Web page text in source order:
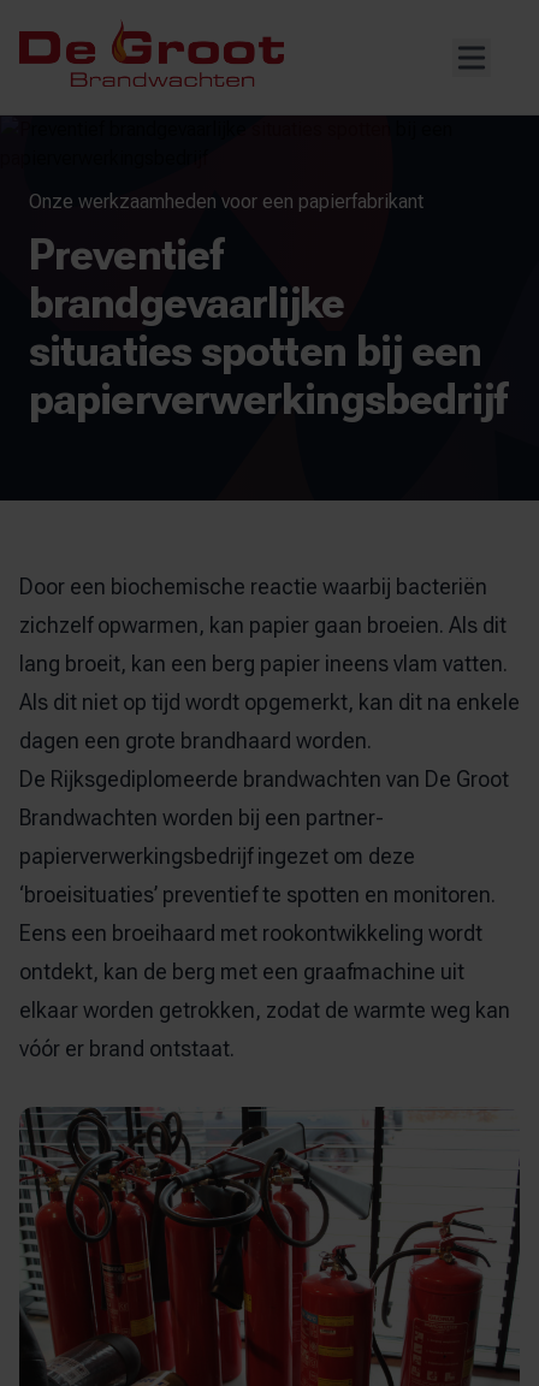
Onze werkzaamheden voor een papierfabrikant
Preventief
brandgevaarlijke
situaties spotten bij een
papierverwerkingsbedrijf
Door een biochemische reactie waarbij bacteriën
zichzelf opwarmen, kan papier gaan broeien. Als dit
lang broeit, kan een berg papier ineens vlam vatten.
Als dit niet op tijd wordt opgemerkt, kan dit na enkele
dagen een grote brandhaard worden.
De Rijksgediplomeerde brandwachten van De Groot
Brandwachten worden bij een partner-
papierverwerkingsbedrijf ingezet om deze
‘broeisituaties’ preventief te spotten en monitoren.
Eens een broeihaard met rookontwikkeling wordt
ontdekt, kan de berg met een graafmachine uit
elkaar worden getrokken, zodat de warmte weg kan
vóór er brand ontstaat.